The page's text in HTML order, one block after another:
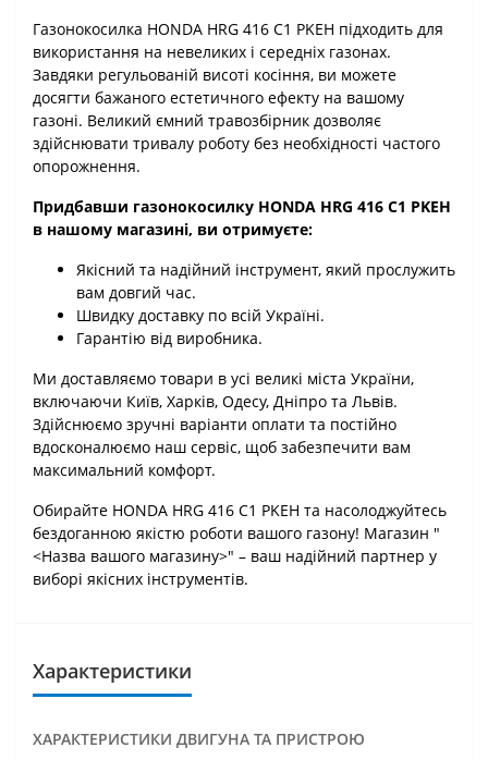
Газонокосилка HONDA HRG 416 С1 PKEH підходить для
використання на невеликих і середніх газонах.
Завдяки регульованій висоті косіння, ви можете
досягти бажаного естетичного ефекту на вашому
газоні. Великий ємний травозбірник дозволяє
здійснювати тривалу роботу без необхідності частого
опорожнення.
Придбавши газонокосилку HONDA HRG 416 С1 PKEH
в нашому магазині, ви отримуєте:
Якісний та надійний інструмент, який прослужить
вам довгий час.
Швидку доставку по всій Україні.
Гарантію від виробника.
Ми доставляємо товари в усі великі міста України,
включаючи Київ, Харків, Одесу, Дніпро та Львів.
Здійснюємо зручні варіанти оплати та постійно
вдосконалюємо наш сервіс, щоб забезпечити вам
максимальний комфорт.
Обирайте HONDA HRG 416 С1 PKEH та насолоджуйтесь
бездоганною якістю роботи вашого газону! Магазин "
<Назва вашого магазину>" – ваш надійний партнер у
виборі якісних інструментів.
Характеристики
ХАРАКТЕРИСТИКИ ДВИГУНА ТА ПРИСТРОЮ